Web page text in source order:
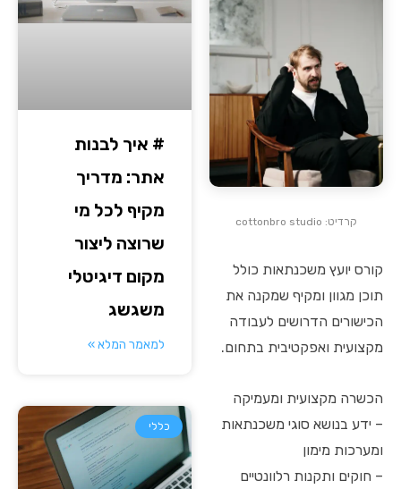
קרדיט: cottonbro studio
קורס יועץ משכנתאות כולל
תוכן מגוון ומקיף שמקנה את
הכישורים הדרושים לעבודה
מקצועית ואפקטיבית בתחום.
הכשרה מקצועית ומעמיקה
– ידע בנושא סוגי משכנתאות
ומערכות מימון
– חוקים ותקנות רלוונטיים
# איך לבנות
אתר: מדריך
מקיף לכל מי
שרוצה ליצור
מקום דיגיטלי
משגשג
למאמר המלא »
כללי